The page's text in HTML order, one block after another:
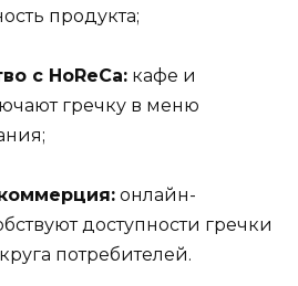
продукта;
с HoReCa: кафе и
гречку в меню
онлайн-
доступности гречки
потребителей.